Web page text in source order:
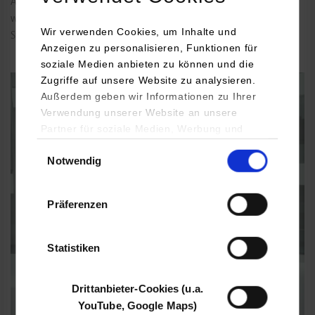
Wir verwenden Cookies, um Inhalte und
Anzeigen zu personalisieren, Funktionen für
soziale Medien anbieten zu können und die
Zugriffe auf unsere Website zu analysieren.
Außerdem geben wir Informationen zu Ihrer
Verwendung unserer Website an unsere
Partner für soziale Medien, Werbung und
YouTube, Google Maps) führen diese
Daten zusammen, die Sie ihnen bereitgestellt
haben oder die sie im Rahmen Ihrer Nutzung
Notwendig
Präferenzen
Statistiken
Drittanbieter-Cookies (u.a.
YouTube, Google Maps)
werden hierzu sowohl einzelne Aspekte als auch das
Systemverständnis mit praktischen Übungen vertieft.